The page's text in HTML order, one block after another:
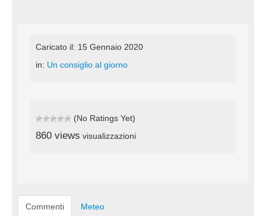
Caricato il: 15 Gennaio 2020
in: Un consiglio al giorno
(No Ratings Yet)
860 views visualizzazioni
Commenti Meteo